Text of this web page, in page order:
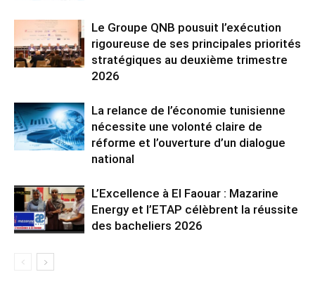
Le Groupe QNB pousuit l’exécution
rigoureuse de ses principales priorités
stratégiques au deuxième trimestre
2026
La relance de l’économie tunisienne
nécessite une volonté claire de
réforme et l’ouverture d’un dialogue
national
L’Excellence à El Faouar : Mazarine
Energy et l’ETAP célèbrent la réussite
des bacheliers 2026